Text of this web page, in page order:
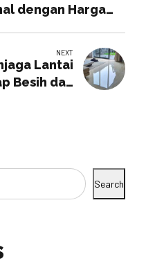
dengan Harga
NEXT
Lantai
Besih dan
Search